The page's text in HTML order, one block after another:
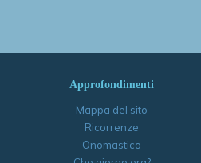
Approfondimenti
Mappa del sito
Ricorrenze
Onomastico